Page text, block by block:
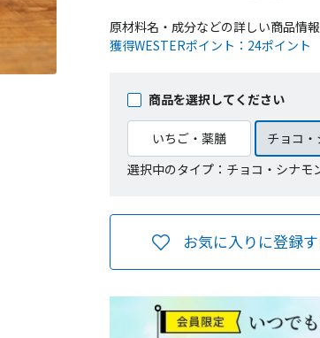
獲得WESTERポイント： 24ポイント
商品を選択してください
いちご・薬膳
チョコ
選択中のタイプ：チョコ・シナモ
お気に入りに登録
原材料名・成分などの詳しい商品情